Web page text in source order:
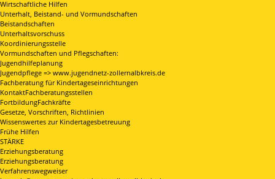
Wirtschaftliche Hilfen
Unterhalt, Beistand- und Vormundschaften
Beistandschaften
Unterhaltsvorschuss
Koordinierungsstelle
Vormundschaften und Pflegschaften:
Jugendhilfeplanung
Jugendpflege => www.jugendnetz-zollernalbkreis.de
Fachberatung für Kindertageseinrichtungen
KontaktFachberatungsstellen
FortbildungFachkräfte
Gesetze, Vorschriften, Richtlinien
Wissenswertes zur Kindertagesbetreuung
Frühe Hilfen
STÄRKE
Erziehungsberatung
Erziehungsberatung
Verfahrenswegweiser